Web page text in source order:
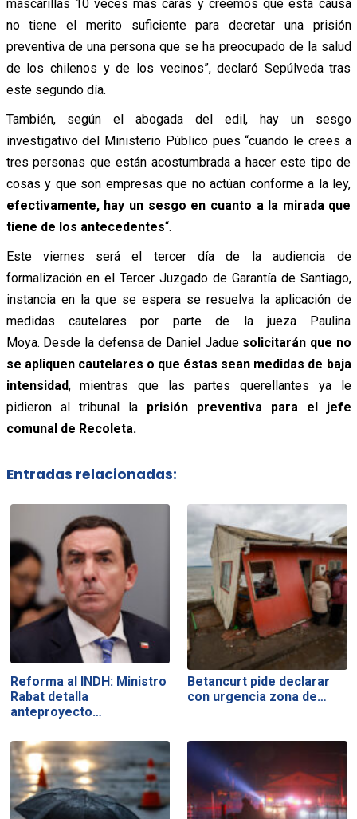
mascarillas 10 veces más caras y creemos que esta causa
no tiene el merito suficiente para decretar una prisión
preventiva de una persona que se ha preocupado de la salud
de los chilenos y de los vecinos”, declaró Sepúlveda tras
este segundo día.
También, según el abogada del edil, hay un sesgo
investigativo del Ministerio Público pues “cuando le crees a
tres personas que están acostumbrada a hacer este tipo de
cosas y que son empresas que no actúan conforme a la ley,
efectivamente, hay un sesgo en cuanto a la mirada que
tiene de los antecedentes“.
Este viernes será el tercer día de la audiencia de
formalización en el Tercer Juzgado de Garantía de Santiago,
instancia en la que se espera se resuelva la aplicación de
medidas cautelares por parte de la jueza Paulina
Moya. Desde la defensa de Daniel Jaduesolicitarán que no
se apliquen cautelares o que éstas sean medidas de baja
intensidad, mientras que las partes querellantes ya le
pidieron al tribunal la prisión preventiva para el jefe
comunal de Recoleta.
Entradas relacionadas:
Reforma al INDH: Ministro
Rabat detalla
anteproyecto…
Betancurt pide declarar
con urgencia zona de…